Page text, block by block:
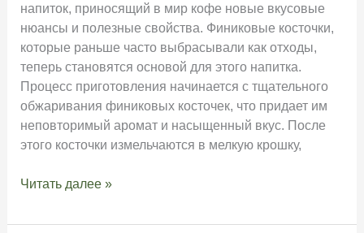
напиток, приносящий в мир кофе новые вкусовые
нюансы и полезные свойства. Финиковые косточки,
которые раньше часто выбрасывали как отходы,
теперь становятся основой для этого напитка.
Процесс приготовления начинается с тщательного
обжаривания финиковых косточек, что придает им
неповторимый аромат и насыщенный вкус. После
этого косточки измельчаются в мелкую крошку,
Кофе
финиковых
Читать далее »